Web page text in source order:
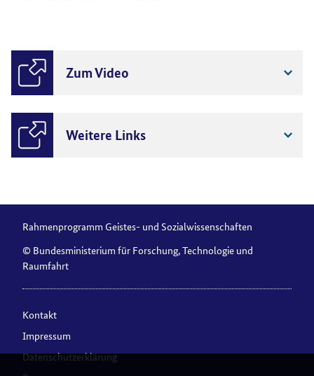
Zum Video
Weitere Links
Rahmenprogramm Geistes- und Sozialwissenschaften
© Bundesministerium für Forschung, Technologie und
Raumfahrt
Kontakt
Impressum
Datenschutzerklärung